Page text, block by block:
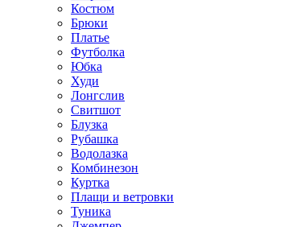
Костюм
Брюки
Платье
Футболка
Юбка
Худи
Лонгслив
Свитшот
Блузка
Рубашка
Водолазка
Комбинезон
Куртка
Плащи и ветровки
Туника